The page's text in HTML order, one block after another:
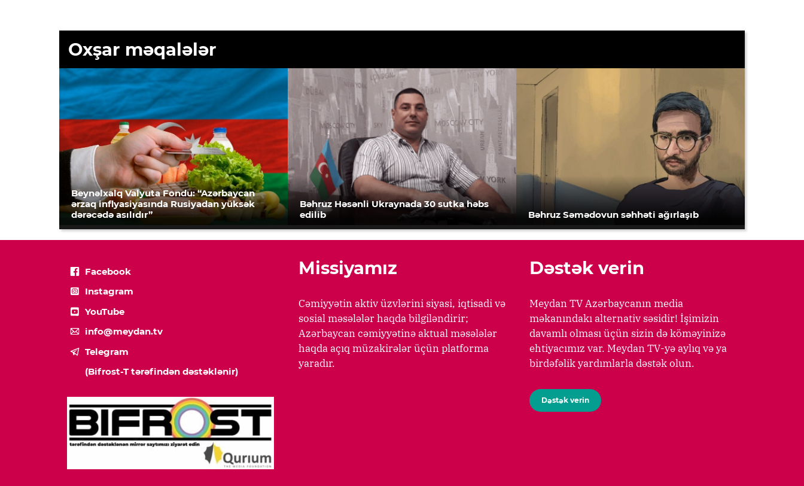
Oxşar məqalələr
Beynəlxalq Valyuta Fondu: “Azərbaycan
ərzaq inflyasiyasında Rusiyadan yüksək
dərəcədə asılıdır”
Bəhruz Həsənli Ukraynada 30 sutka həbs
edilib
Bəhruz Səmədovun səhhəti ağırlaşıb
Facebook
Instagram
YouTube
info@meydan.tv
Telegram
(Bifrost-T tərəfindən dəstəklənir)
Missiyamız
Cəmiyyətin aktiv üzvlərini siyasi, iqtisadi və
sosial məsələlər haqda bilgiləndirir;
Azərbaycan cəmiyyətinə aktual məsələlər
haqda açıq müzakirələr üçün platforma
yaradır.
Dəstək verin
Meydan TV Azərbaycanın media
məkanındakı alternativ səsidir! İşimizin
davamlı olması üçün sizin də köməyinizə
ehtiyacımız var. Meydan TV-yə aylıq və ya
birdəfəlik yardımlarla dəstək olun.
Dəstək verin